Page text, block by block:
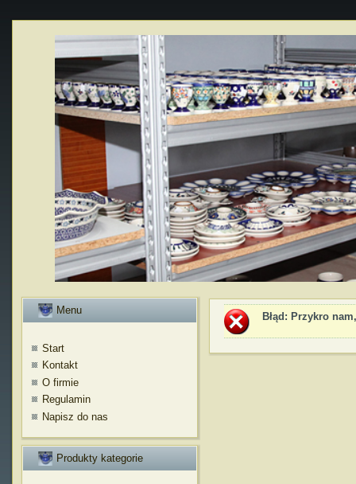
Menu
Start
Kontakt
O firmie
Regulamin
Napisz do nas
Produkty kategorie
Błąd : Przykro